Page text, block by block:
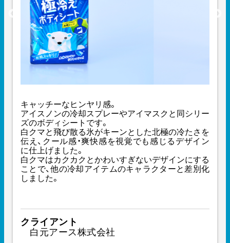
キャッチーなヒンヤリ感。
アイスノンの冷却スプレーやアイマスクと同シリー
ズのボディシートです。
白クマと飛び散る氷がキーンとした北極の冷たさを
伝え、クール感・爽快感を視覚でも感じるデザイン
に仕上げました。
白クマはカクカクとかわいすぎないデザインにする
ことで、他の冷却アイテムのキャラクターと差別化
しました。
クライアント
白元アース株式会社